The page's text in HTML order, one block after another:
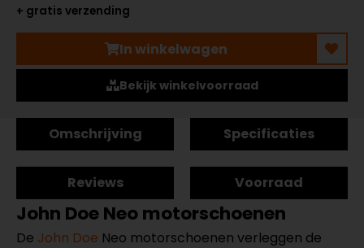
+ gratis verzending
In winkelwagen
Bekijk winkelvoorraad
Omschrijving Specificaties
Reviews Voorraad
John Doe Neo motorschoenen
De John Doe Neo motorschoenen verleggen de